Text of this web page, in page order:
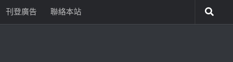
刊登廣告 聯絡本站